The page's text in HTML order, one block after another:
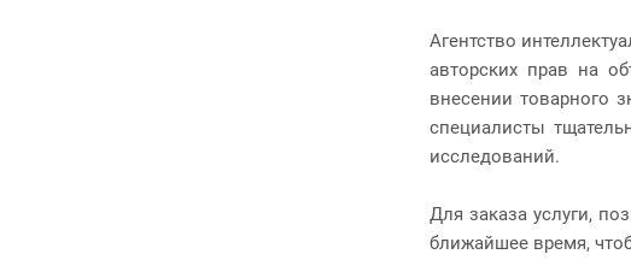
Агентство
авторских прав на
внесении товарного
специалисты
исследований.
Для заказа услуги,
ближайшее время,